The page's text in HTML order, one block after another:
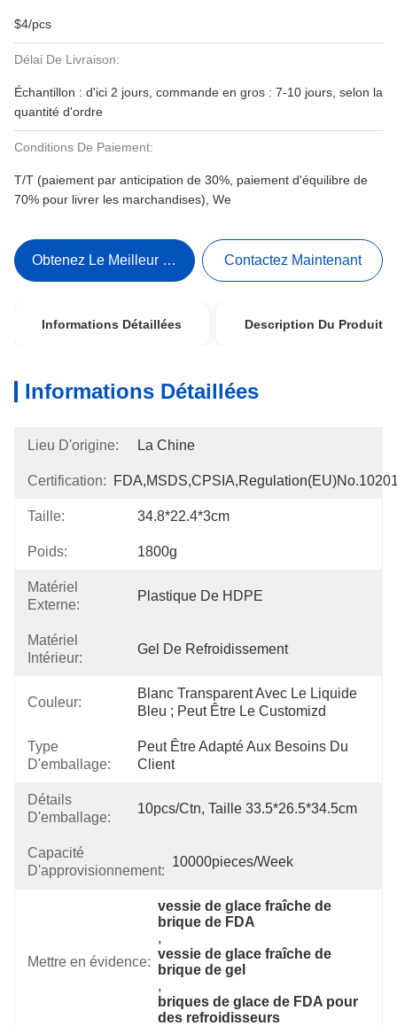
$4/pcs
Délai De Livraison:
Échantillon : d'ici 2 jours, commande en gros : 7-10 jours, selon la
quantité d'ordre
Conditions De Paiement:
T/T (paiement par anticipation de 30%, paiement d'équilibre de
70% pour livrer les marchandises), We
Obtenez Le Meilleur Prix Contactez Maintenant
Informations Détaillées Description Du Produit
Informations Détaillées
Lieu D'origine: La Chine
Certification:
Taille: 34.8*22.4*3cm
Poids: 1800g
Matériel
Externe:
Plastique De HDPE
Matériel
Intérieur:
Gel De Refroidissement
Couleur:
Blanc Transparent Avec Le Liquide
Bleu ; Peut Être Le Customizd
Type
D'emballage:
Peut Être Adapté Aux Besoins Du
Client
Détails
D'emballage:
10pcs/ctn, Taille 33.5*26.5*34.5cm
Capacité
D'approvisionnement:
10000pieces/week
Mettre en évidence:
vessie de glace fraîche de
brique de FDA
,
vessie de glace fraîche de
brique de gel
,
briques de glace de FDA pour
des refroidisseurs